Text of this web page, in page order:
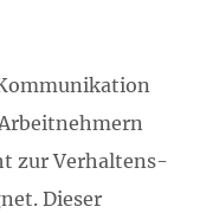
zur Verhaltens-
Dieser